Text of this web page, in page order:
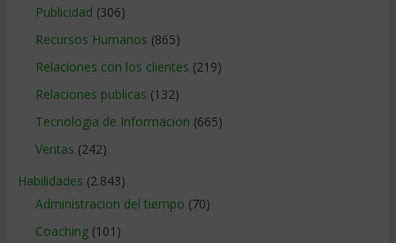
Publicidad (306)
Recursos Humanos (865)
Relaciones con los clientes (219)
Relaciones publicas (132)
Tecnologia de Informacion (665)
Ventas (242)
Habilidades (2.843)
Administracion del tiempo (70)
Coaching(101)